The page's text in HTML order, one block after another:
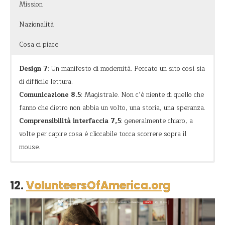
così…
Mission
Nazionalità
Cosa ci piace
Design 7: Un manifesto di modernità. Peccato un sito così sia
di difficile lettura.
Comunicazione 8.5: Magistrale. Non c’è niente di quello che
fanno che dietro non abbia un volto, una storia, una speranza.
Comprensibilità interfaccia 7,5: generalmente chiaro, a
volte per capire cosa è cliccabile tocca scorrere sopra il
mouse.
Fede
Coinvolgimento
scopo di renderli indipendenti, attraverso la costruzione di
scuole e la creazione di programmi alimentari sostenibili.
criminale e il fisico di Thor Bjornsson commuove parlando di
come l’aiuto aiuta chi aiuta (scusate il gioco di parole).
L’utilizzo di colori caldi e font di grandi dimensioni, abbinate a
12.VolunteersOfAmerica.org